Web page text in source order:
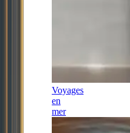
Voyages
en
mer